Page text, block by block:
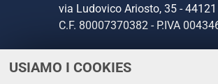
USIAMO I COOKIES
via Ludovico Ariosto, 35 - 44121
C.F. 80007370382 - P.IVA
CONTATTI